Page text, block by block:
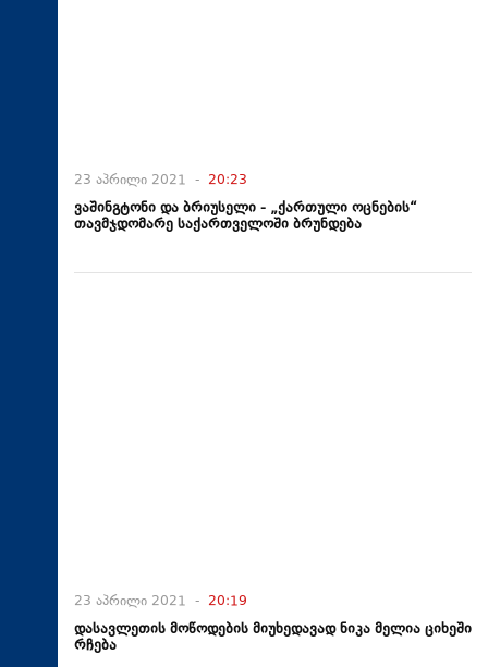
23 აპრილი 2021 - 20:23
ვაშინგტონი და ბრიუსელი - „ქართული ოცნების“
თავმჯდომარე საქართველოში ბრუნდება
23 აპრილი 2021 - 20:19
დასავლეთის მოწოდების მიუხედავად ნიკა მელია ციხეში
რჩება